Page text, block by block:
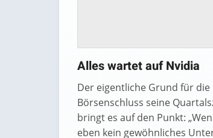
Alles wartet auf Nvidia
Der eigentliche Grund für
Börsenschluss seine
bringt es auf den Punkt:
eben kein gewöhnliches